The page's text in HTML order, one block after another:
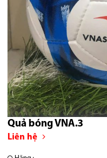
Quả bóng VNA.3
Liên hệ